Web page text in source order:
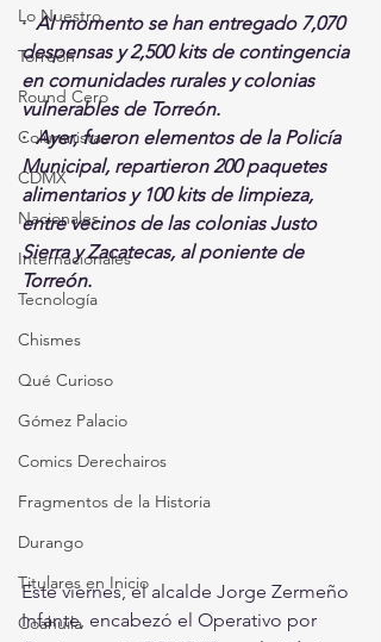
Lo Nuestro
Torreón
Round Cero
Columnistas
CDMX
Nacionales
Internacionales
Tecnología
Chismes
Qué Curioso
Gómez Palacio
Comics Derechairos
Fragmentos de la Historia
Durango
Titulares en Inicio
Coahuila
· Al momento se han entregado 7,070
despensas y 2,500 kits de contingencia
en comunidades rurales y colonias
vulnerables de Torreón.
· Ayer, fueron elementos de la Policía
Municipal, repartieron 200 paquetes
alimentarios y 100 kits de limpieza,
entre vecinos de las colonias Justo
Sierra y Zacatecas, al poniente de
Torreón.
Este viernes, el alcalde Jorge Zermeño
Infante, encabezó el Operativo por